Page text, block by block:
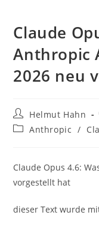
Claude
Anthropic
2026 neu
Beitrags-
Autor:
Helmut Hahn
Beitrags-
Anthropic /
Claude Opus 4.6:
vorgestellt hat
dieser Text wurde